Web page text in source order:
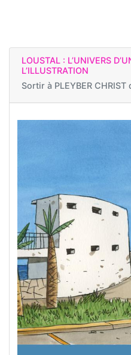
LOUSTAL : L’UNIVERS
L’ILLUSTRATION
Sortir à PLEYBER